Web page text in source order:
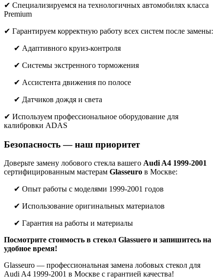
✔ Специализируемся на технологичных автомобилях класса
Premium
✔ Гарантируем корректную работу всех систем после замены:
✔ Адаптивного круиз-контроля
✔ Системы экстренного торможения
✔ Ассистента движения по полосе
✔ Датчиков дождя и света
✔ Используем профессиональное оборудование для
калибровки ADAS
Безопасность — наш приоритет
Доверьте замену лобового стекла вашего Audi A4 1999-2001
сертифицированным мастерам Glasseuro в Москве:
✔ Опыт работы с моделями 1999-2001 годов
✔ Использование оригинальных материалов
✔ Гарантия на работы и материалы
Посмотрите стоимость в стекол Glassuero и запишитесь на
удобное время!
Glasseuro — профессиональная замена лобовых стекол для
Audi A4 1999-2001 в Москве с гарантией качества!